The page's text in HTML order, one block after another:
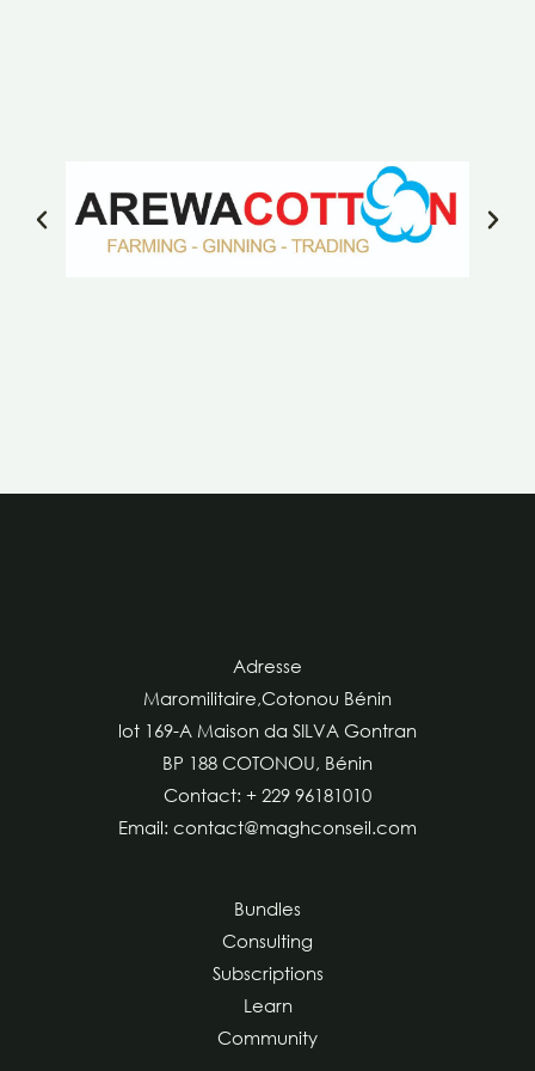
Adresse
Maromilitaire,Cotonou Bénin
lot 169-A Maison da SILVA Gontran
BP 188 COTONOU, Bénin
Contact: + 229 96181010
Email: contact@maghconseil.com
Bundles
Consulting
Subscriptions
Learn
Community